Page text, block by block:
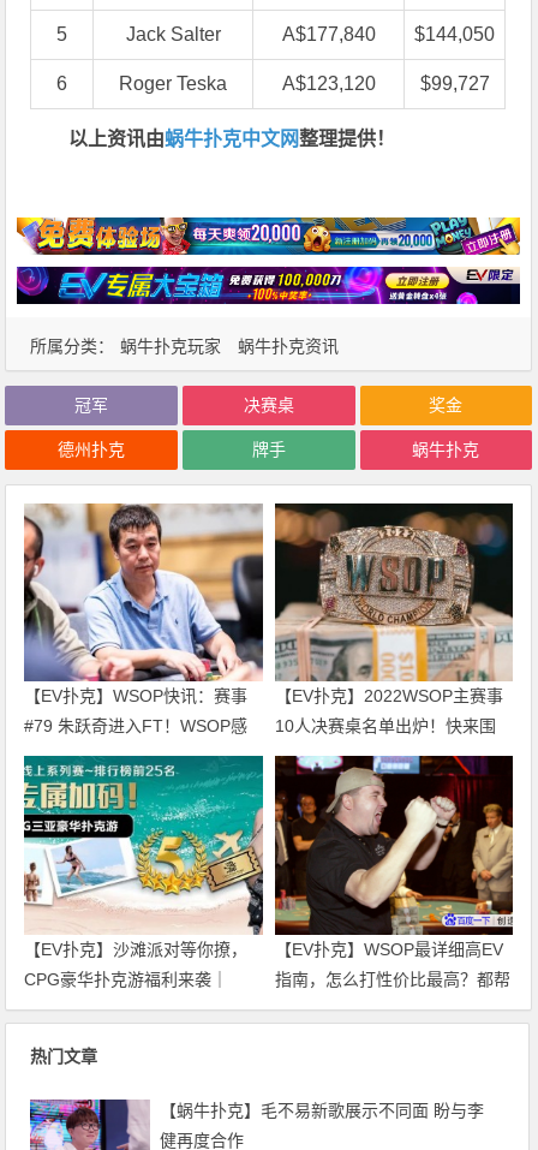
所属分类： 蜗牛扑克玩家 蜗牛扑克资讯
5 Jack Salter A$177,840 $144,050
6 Roger Teska A$123,120 $99,727
以上资讯由蜗牛扑克中文网整理提供！
冠军 决赛桌 奖金
德州扑克 牌手 蜗牛扑克
【EV扑克】WSOP快讯：赛事
#79 朱跃奇进入FT！WSOP感
恩庆、直通车热闹开跑！
【EV扑克】2022WSOP主赛事
10人决赛桌名单出炉！快来围
观！
【EV扑克】沙滩派对等你撩，
CPG豪华扑克游福利来袭｜
WSOP金手链免费赛天天开打！
【EV扑克】WSOP最详细高EV
指南，怎么打性价比最高？都帮
你整理好了！
热门文章
【蜗牛扑克】毛不易新歌展示不同面 盼与李
健再度合作